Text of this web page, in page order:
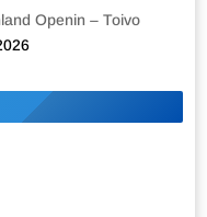
Openin – Toivo